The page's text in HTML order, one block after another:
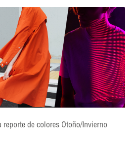
reporte de colores Otoño/Invierno